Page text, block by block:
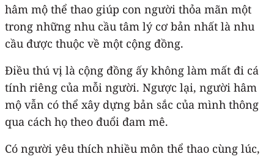
hâm mộ thể thao giúp con người thỏa mãn một
trong những nhu cầu tâm lý cơ bản nhất là nhu
cầu được thuộc về một cộng đồng.
Điều thú vị là cộng đồng ấy không làm mất đi cá
tính riêng của mỗi người. Ngược lại, người hâm
mộ vẫn có thể xây dựng bản sắc của mình thông
qua cách họ theo đuổi đam mê.
Có người yêu thích nhiều môn thể thao cùng lúc,